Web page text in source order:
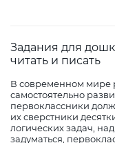
Задания для
читать и писать
В современном мире
самостоятельно
первоклассники
их сверстники
логических задач,
задуматься,